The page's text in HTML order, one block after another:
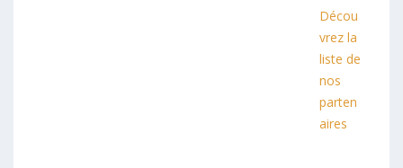
Décou
vrez la
liste de
nos
parten
aires